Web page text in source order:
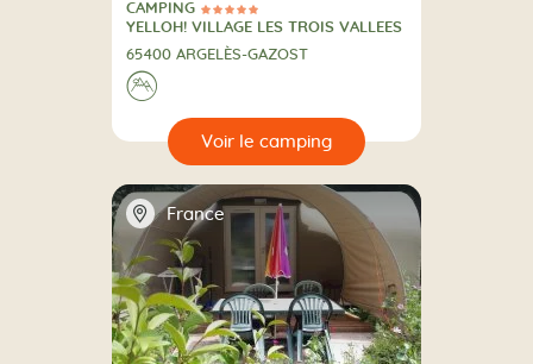
5 Étoiles
CAMPING
CAMPING
YELLOH! VILLAGE LES TROIS VALLEES
65400 ARGELÈS-GAZOST
A la montagne
⛰
📍 France